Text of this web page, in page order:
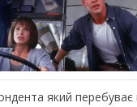
який перебуває